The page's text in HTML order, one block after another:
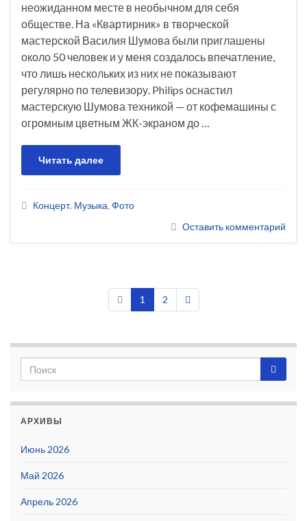
неожиданном месте в необычном для себя
обществе. На «Квартирник» в творческой
мастерской Василия Шумова были приглашены
около 50 человек и у меня создалось впечатление,
что лишь нескольких из них не показывают
регулярно по телевизору. Philips оснастил
мастерскую Шумова техникой — от кофемашины с
огромным цветным ЖК-экраном до …
Читать далее
Концерт, Музыка, Фото
Оставить комментарий
1 2
АРХИВЫ
Июнь 2026
Май 2026
Апрель 2026